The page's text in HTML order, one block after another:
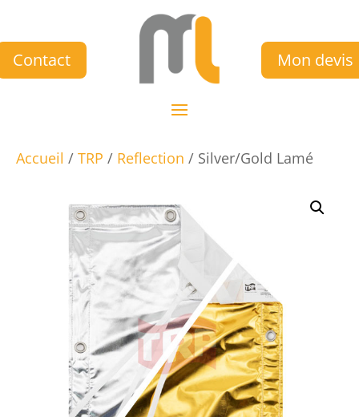
Contact Mon devis
Accueil / TRP / Reflection / Silver/Gold Lamé